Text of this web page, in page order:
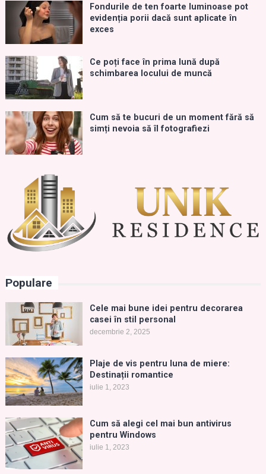
Fondurile de ten foarte luminoase pot
evidenția porii dacă sunt aplicate în
exces
Ce poți face în prima lună după
schimbarea locului de muncă
Cum să te bucuri de un moment fără să
simți nevoia să îl fotografiezi
Populare
Cele mai bune idei pentru decorarea
casei în stil personal
decembrie 2, 2025
Plaje de vis pentru luna de miere:
Destinații romantice
iulie 1, 2023
Cum să alegi cel mai bun antivirus
pentru Windows
iulie 1, 2023